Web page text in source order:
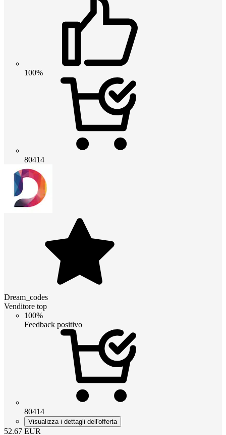
100%
80414
Dream_codes
Venditore top
100%
Feedback positivo
80414
Visualizza i dettagli dell'offerta
52.67 EUR